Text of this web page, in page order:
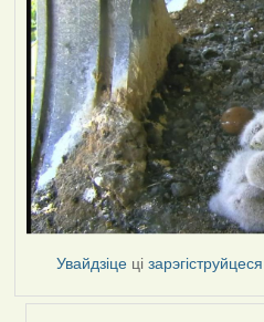
Увайдзіце цізарэгіструйцеся